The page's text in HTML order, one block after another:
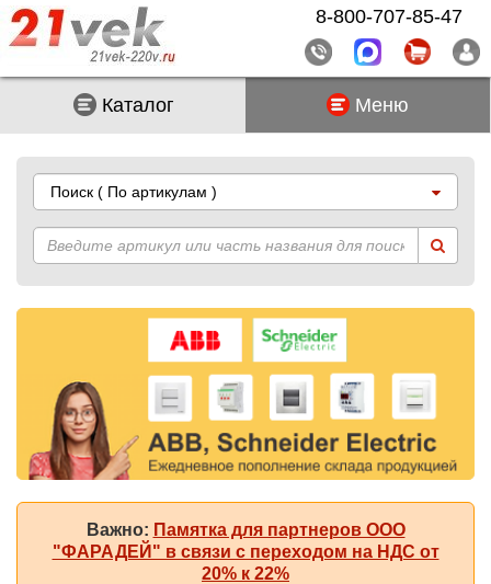
Каталог Меню
Поиск ( По артикулам )
Важно: Памятка для партнеров ООО
"ФАРАДЕЙ" в связи с переходом на НДС от
20% к 22%
8-800-707-85-47